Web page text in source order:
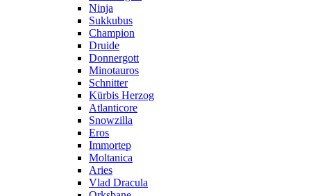
Ninja
Sukkubus
Champion
Druide
Donnergott
Minotauros
Schnitter
Kürbis Herzog
Atlanticore
Snowzilla
Eros
Immortep
Moltanica
Aries
Vlad Dracula